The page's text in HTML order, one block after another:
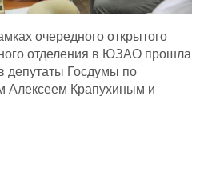
очередного открытого
отделения в ЮЗАО прошла
депутаты Госдумы по
Алексеем Крапухиным и